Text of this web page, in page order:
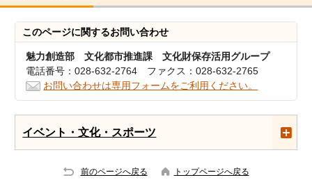
このページに関するお問い合わせ
魅力創造部 文化都市推進課 文化財保存活用グループ
電話番号：028-632-2764 ファクス：028-632-2765
お問い合わせは専用フォームをご利用ください。
イベント・文化・スポーツ
前のページへ戻る トップページへ戻る